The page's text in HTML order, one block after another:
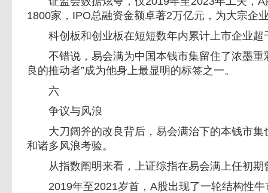
1800家，IPO总融资金额卓著2万亿元，为大宗企
科创板和创业板在短短数年内累计上市企业超
不错说，易会满为中国本钱市集留住了浓墨重
良的推动者”成为他身上最显明的标签之一。
六
争议与风浪
大刀阔斧的改良背后，易会满治下的本钱市集
和诸多风浪考验。
从指数阐明来看，上证综指在易会满上任初期
2019年至2021岁首，A股出现了一轮结构性牛